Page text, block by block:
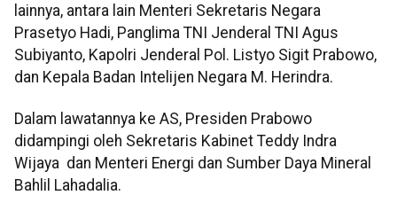
lainnya, antara lain Menteri Sekretaris Negara
Prasetyo Hadi, Panglima TNI Jenderal TNI Agus
Subiyanto, Kapolri Jenderal Pol. Listyo Sigit Prabowo,
dan Kepala Badan Intelijen Negara M. Herindra.
Dalam lawatannya ke AS, Presiden Prabowo
didampingi oleh Sekretaris Kabinet Teddy Indra
Wijaya dan Menteri Energi dan Sumber Daya Mineral
Bahlil Lahadalia.